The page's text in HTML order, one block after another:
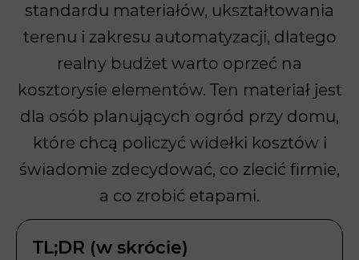
standardu materiałów, ukształtowania
terenu i zakresu automatyzacji, dlatego
realny budżet warto oprzeć na
kosztorysie elementów. Ten materiał jest
dla osób planujących ogród przy domu,
które chcą policzyć widełki kosztów i
świadomie zdecydować, co zlecić firmie,
a co zrobić etapami.
TL;DR (w skrócie)